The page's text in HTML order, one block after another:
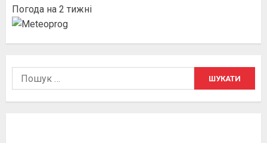
Погода на 2 тижні
Пошук: